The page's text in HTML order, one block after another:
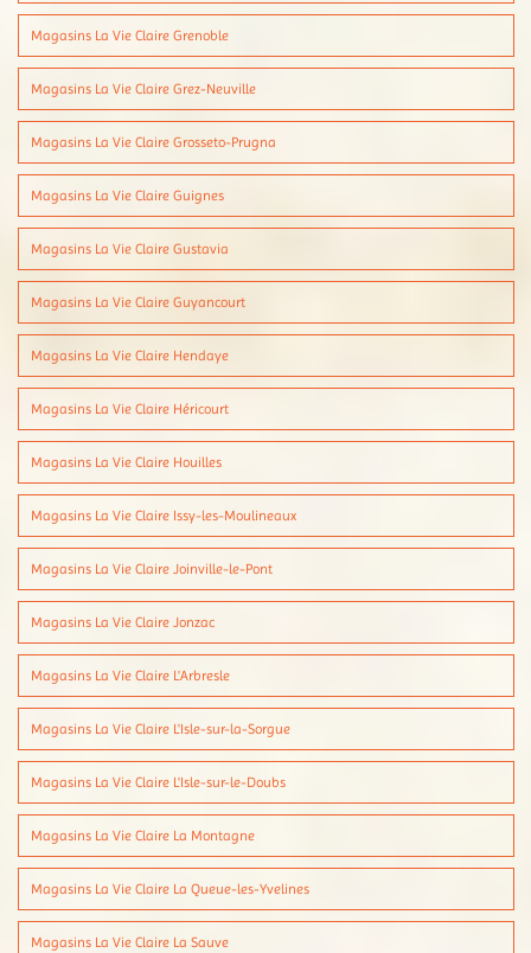
Magasins La Vie Claire Grenoble
Magasins La Vie Claire Grez-Neuville
Magasins La Vie Claire Grosseto-Prugna
Magasins La Vie Claire Guignes
Magasins La Vie Claire Gustavia
Magasins La Vie Claire Guyancourt
Magasins La Vie Claire Hendaye
Magasins La Vie Claire Héricourt
Magasins La Vie Claire Houilles
Magasins La Vie Claire Issy-les-Moulineaux
Magasins La Vie Claire Joinville-le-Pont
Magasins La Vie Claire Jonzac
Magasins La Vie Claire L'Arbresle
Magasins La Vie Claire L'Isle-sur-la-Sorgue
Magasins La Vie Claire L'Isle-sur-le-Doubs
Magasins La Vie Claire La Montagne
Magasins La Vie Claire La Queue-les-Yvelines
Magasins La Vie Claire La Sauve